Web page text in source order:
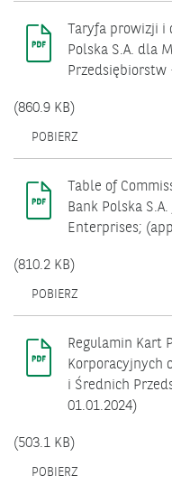
Taryfa prowizji i
Polska S.A. dla
Przedsiębiorstw
(860.9 KB)
POBIERZ
NOWYM
OKNIE.
Table of
Bank Polska
Enterprises;
(810.2 KB)
POBIERZ
NOWYM
OKNIE.
Regulamin Kart
Korporacyjnych
i Średnich
01.01.2024)
(503.1 KB)
POBIERZ